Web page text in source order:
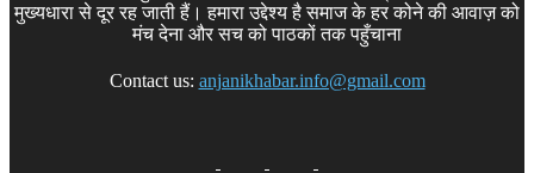
मुख्यधारा से दूर रह जाती हैं। हमारा उद्देश्य है समाज के हर कोने की आवाज़ को
मंच देना और सच को पाठकों तक पहुँचाना
Contact us: anjanikhabar.info@gmail.com